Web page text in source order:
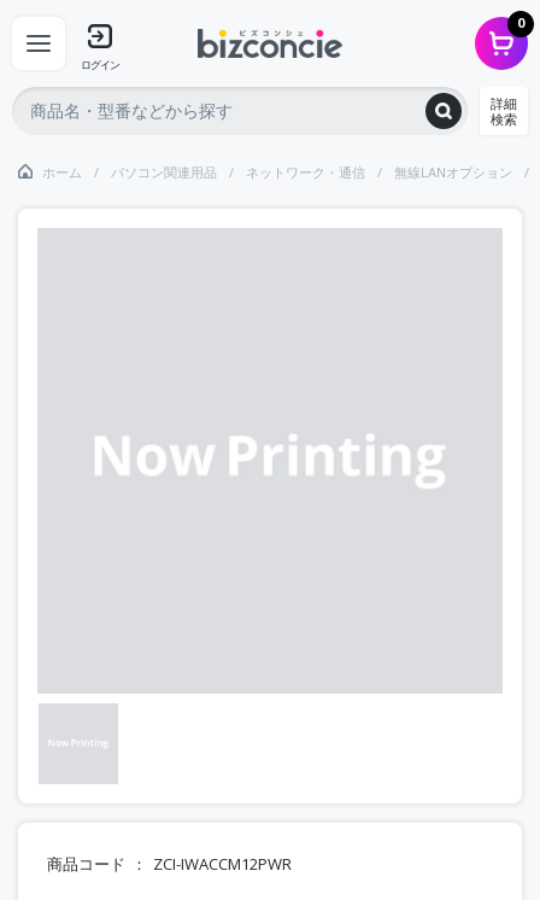
ログイン
0
詳細
検索
ホーム パソコン関連用品 ネットワーク・通信 無線LANオプション
商品コード ZCI-IWACCM12PWR